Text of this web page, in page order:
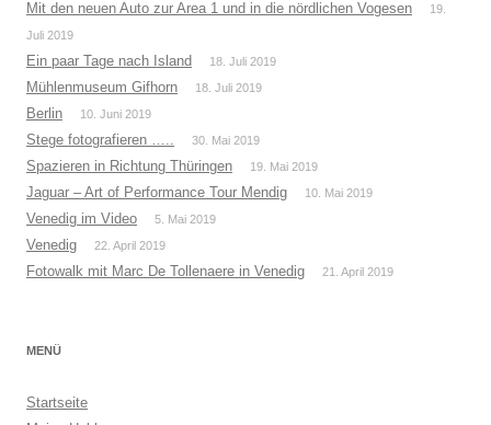
Mit den neuen Auto zur Area 1 und in die nördlichen Vogesen
19.
Juli 2019
Ein paar Tage nach Island 18. Juli 2019
Mühlenmuseum Gifhorn 18. Juli 2019
Berlin 10. Juni 2019
Stege fotografieren ….. 30. Mai 2019
Spazieren in Richtung Thüringen 19. Mai 2019
Jaguar – Art of Performance Tour Mendig 10. Mai 2019
Venedig im Video 5. Mai 2019
Venedig 22. April 2019
Fotowalk mit Marc De Tollenaere in Venedig 21. April 2019
MENÜ
Startseite